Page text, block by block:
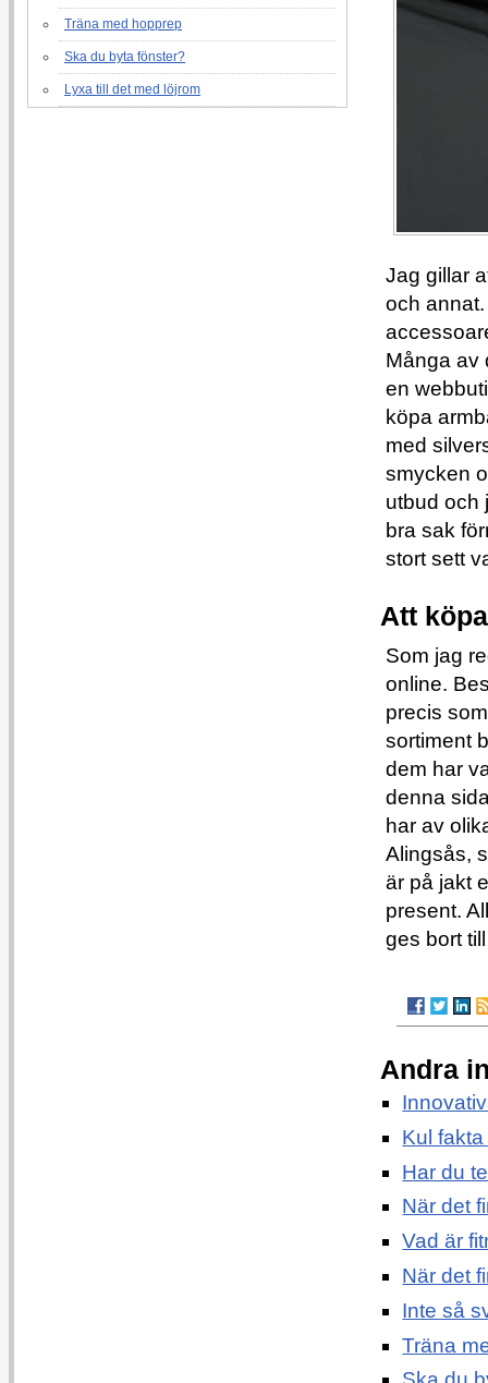
Träna med hopprep
Ska du byta fönster?
Lyxa till det med löjrom
Jag gillar
och
Många av
en
köpa
med
smycken
utbud och
bra sak
stort sett
Att
Som jag
online.
precis
sortiment
dem har
denna
har av
Alingsås,
är på jakt
present.
ges bort
Andra
Kul
Har du
När det
Vad är
När det
Inte så
Träna